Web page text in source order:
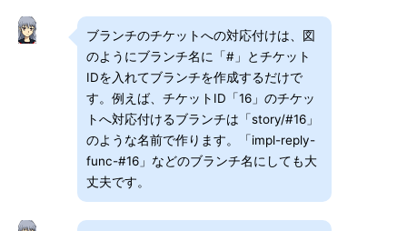
ブランチのチケットへの対応付けは、図
のようにブランチ名に「#」とチケット
IDを入れてブランチを作成するだけで
す。例えば、チケットID「16」のチケッ
トへ対応付けるブランチは「story/#16」
のような名前で作ります。「impl-reply-
func-#16」などのブランチ名にしても大
丈夫です。